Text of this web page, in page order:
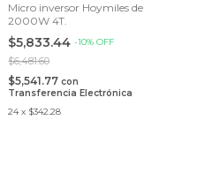
Micro inversor Hoymiles de
2000W 4T.
$5,833.44-10%OFF
$6,481.60
$5,541.77con
Transferencia Electrónica
24 x $342.28